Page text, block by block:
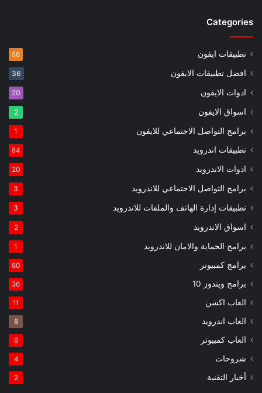
Categories
تطبيقات ايفون 86
افضل تطبيقات الايفون 36
ادوات الايفون 20
اسواق الايفون 2
برامج التواصل الاجتماعي للايفون 1
تطبيقات اندرويد 84
ادوات الاندرويد 20
برامج التواصل الاجتماعي للاندرويد 3
تطبيقات إدارة الهاتف والملفات للاندرويد 3
اسواق الاندرويد 2
برامج الحماية والامان للاندرويد 1
برامج كمبيوتر 60
برامج ويندوز 10 36
العاب اكشن 11
العاب اندرويد 8
العاب كمبيوتر 6
شروحات 4
أخبار التقنية 2